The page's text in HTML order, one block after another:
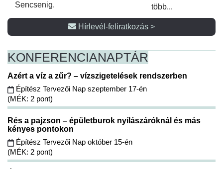
Sencsenig.
több...
Hírlevél-feliratkozás >
KONFERENCIANAPTÁR
Azért a víz a zűr? – vízszigetelések rendszerben
Építész Tervezői Nap szeptember 17-én
(MÉK: 2 pont)
Rés a pajzson – épületburok nyílászáróknál és más
kényes pontokon
Építész Tervezői Nap október 15-én
(MÉK: 2 pont)